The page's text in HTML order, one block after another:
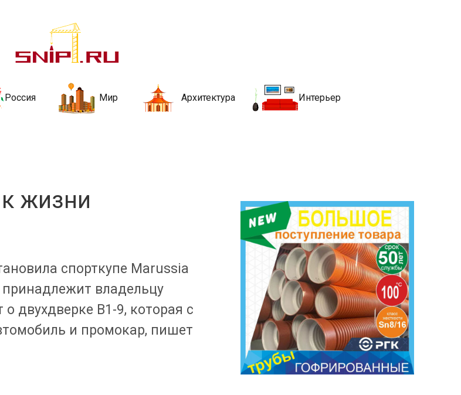
и недвижимости
стройкой рубрики
Россия Мир Архитектура Интерьер
жизни
спорткупе Marussia
владельцу
двухдверке B1-9, которая с
и промокар, пишет